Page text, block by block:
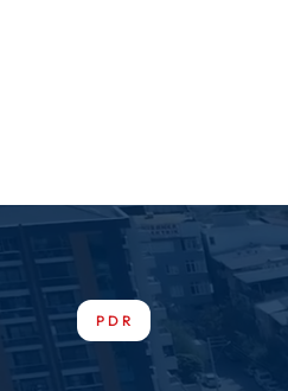
PDR